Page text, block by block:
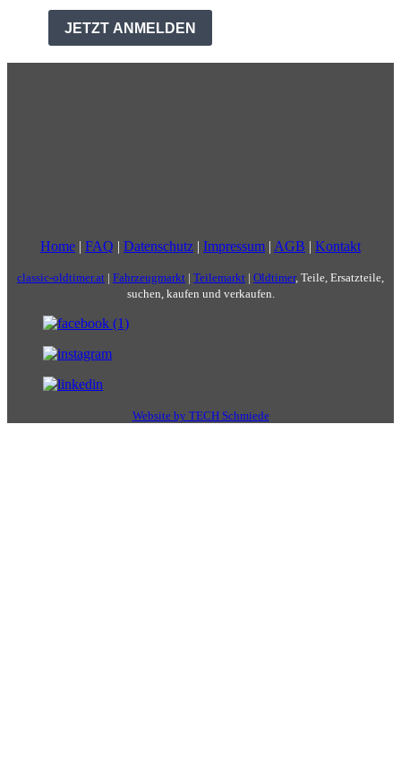
Home | FAQ | Datenschutz | Impressum | AGB | Kontakt
classic-oldtimer.at | Fahrzeugmarkt | Teilemarkt | Oldtimer, Teile, Ersatzteile,
suchen, kaufen und verkaufen.
Website by TECH Schmiede